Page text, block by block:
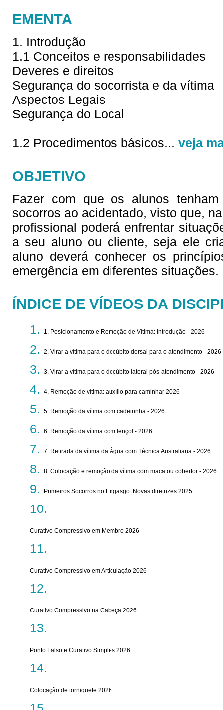
EMENTA
1. Introdução
1.1 Conceitos e responsabilidades
Deveres e direitos
Segurança do socorrista e da vítima
Aspectos Legais
Segurança do Local
1.2 Procedimentos básicos... veja
OBJETIVO
Fazer com que os alunos
socorros ao acidentado, visto que,
profissional poderá enfrentar
a seu aluno ou cliente, seja ele
aluno deverá conhecer os
emergência em diferentes situações.
ÍNDICE DE VÍDEOS DA
1. Posicionamento e Remoção de Vítima: Introdução - 2026
2. Virar a vítima para o decúbito dorsal para o atendimento - 2026
3. Virar a vítima para o decúbito lateral pós-atendimento - 2026
4. Remoção de vítima: auxílio para caminhar 2026
5. Remoção da vítima com cadeirinha - 2026
6. Remoção da vítima com lençol - 2026
7. Retirada da vítima da Água com Técnica Australiana - 2026
8. Colocação e remoção da vítima com maca ou cobertor - 2026
Primeiros Socorros no Engasgo: Novas diretrizes 2025
Curativo Compressivo em Membro 2026
Curativo Compressivo em Articulação 2026
Curativo Compressivo na Cabeça 2026
Ponto Falso e Curativo Simples 2026
Colocação de torniquete 2026